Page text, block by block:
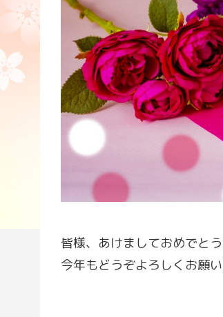
皆様、あけましておめでと
今年もどうぞよろしくお願い